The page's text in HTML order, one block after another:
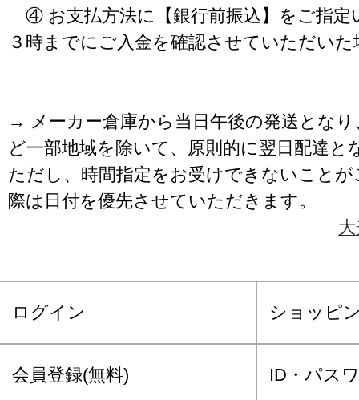
④ お支払方法に【銀行前振込】をご指定
３時までにご入金を確認させていただいた
→ メーカー倉庫から当日午後の発送となり
ど一部地域を除いて、原則的に翌日配達と
ただし、時間指定をお受けできないこと
際は日付を優先させていただきます。
ログイン ショッピ
会員登録(無料) ID・パス